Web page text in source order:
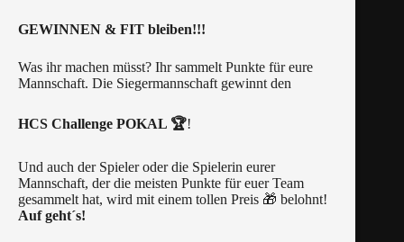
GEWINNEN & FIT bleiben!!!
Was ihr machen müsst? Ihr sammelt Punkte für eure
Mannschaft. Die Siegermannschaft gewinnt den
HCS Challenge POKAL 🏆!
Und auch der Spieler oder die Spielerin eurer
Mannschaft, der die meisten Punkte für euer Team
gesammelt hat, wird mit einem tollen Preis 🎁 belohnt!
Auf geht´s!